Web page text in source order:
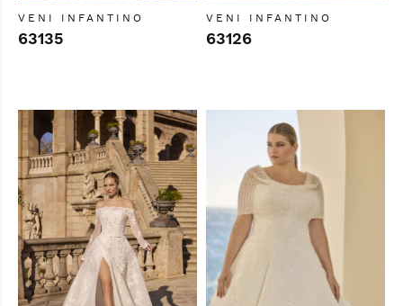
VENI INFANTINO
63135
VENI INFANTINO
63126